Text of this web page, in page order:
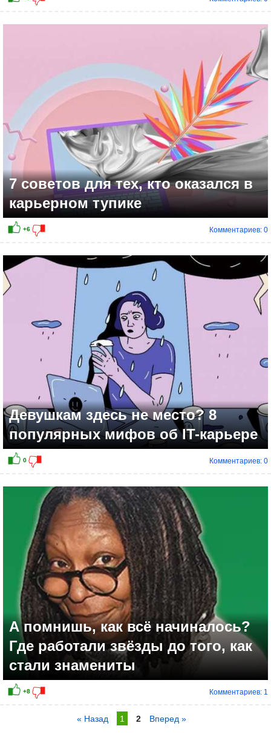
7 советов для тех, кто оказался в
карьерном тупике
Комментариев: 0
Девушкам здесь не место? 8
популярных мифов об IT-карьере
Комментариев: 0
А помнишь, как всё начиналось?
Где работали звёзды до того, как
стали знамениты
Комментариев: 1
« Назад 1 2 Вперед »